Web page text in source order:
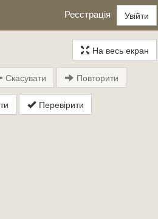
Реєстрація Увійти
На весь екран
Перевірити
Скасувати Повторити